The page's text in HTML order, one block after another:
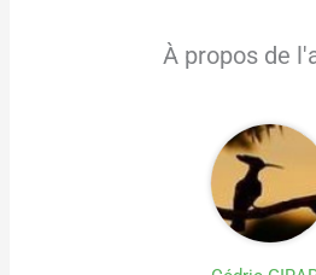
À propos de